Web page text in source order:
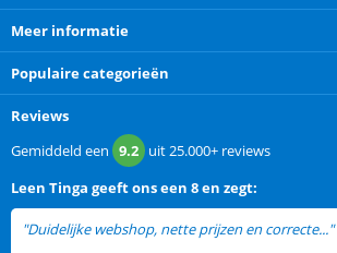
Meer informatie
Populaire categorieën
Reviews
Gemiddeld een 9.2 uit25.000+ reviews
Leen Tinga geeft ons een 8 en zegt:
"Duidelijke webshop, nette prijzen en correcte..."